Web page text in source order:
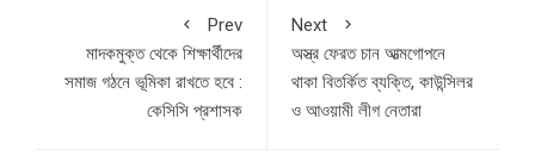
Prev
মাদকমুক্ত থেকে শিক্ষার্থীদের
সমাজ গঠনে ভূমিকা রাখতে হবে :
কেসিসি প্রশাসক
Next
অস্ত্র ফেরত চান আত্মগোপনে
থাকা বিতর্কিত ব্যক্তি, কাউন্সিলর
ও আওয়ামী লীগ নেতারা